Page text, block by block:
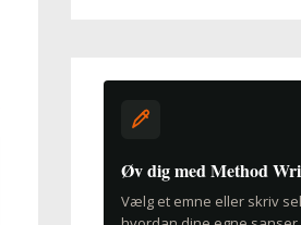
Øv dig med Method
Vælg et emne eller skriv